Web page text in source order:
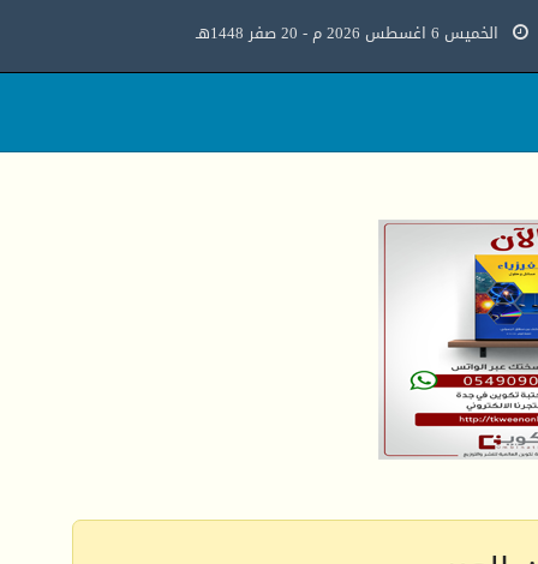
الخميس 6 اغسطس 2026 م - 20 صفر 1448هـ